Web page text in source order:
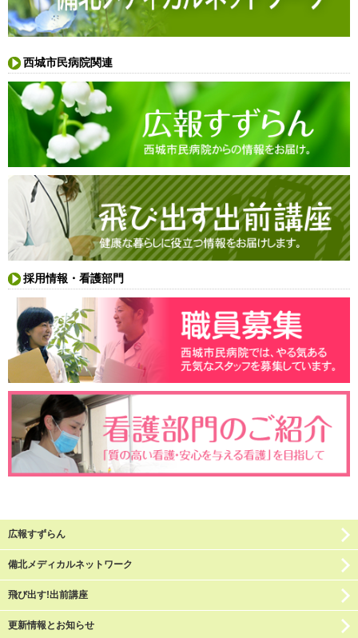
西城市民病院関連
採用情報・看護部門
広報すずらん
備北メディカルネットワーク
飛び出す!出前講座
更新情報とお知らせ